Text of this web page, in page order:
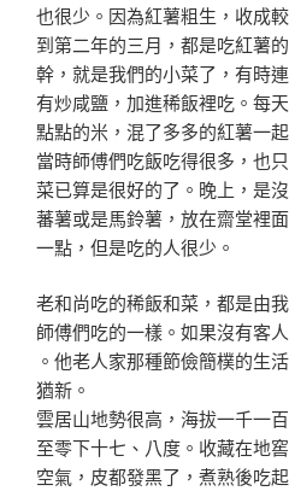
也很少。因為紅薯粗生，收成
到第二年的三月，都是吃紅薯
幹 ，就是我們的小菜了，有時
有炒咸鹽，加進稀飯裡吃。每
點點的米，混了多多的紅薯一
當時師傅們吃飯吃得很多，也
菜已算是很好的了。晚上，是
蕃薯或是馬鈴薯，放在齋堂裡
一點，但是吃的人很少。
老和尚吃的稀飯和菜，都是由
師傅們吃的一樣。如果沒有客
。他老人家那種節儉簡樸的生
猶新。
雲居山地勢很高，海拔一千一
至零下十七、八度。收藏在地
空氣，皮都發黑了，煮熟後吃